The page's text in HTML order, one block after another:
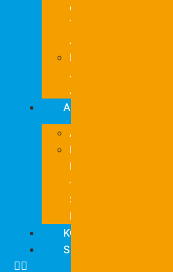
die
THW-
Jugend?
Das
Jugend-
Journal
AKTIVITÄTEN
Allgemein
Mastodon-
Feed
–
Social
Media
KONTAKT
SUCHE